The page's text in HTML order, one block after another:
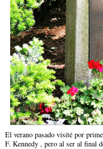
El verano pasado visité por
F. Kennedy , pero al ser al final